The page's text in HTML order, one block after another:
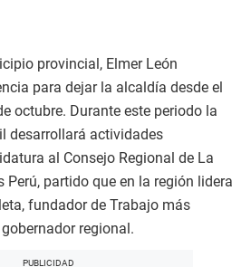
provincial, Elmer León
para dejar la alcaldía desde el
octubre. Durante este periodo la
desarrollará actividades
al Consejo Regional de La
Perú, partido que en la región lidera
fundador de Trabajo más
regional.